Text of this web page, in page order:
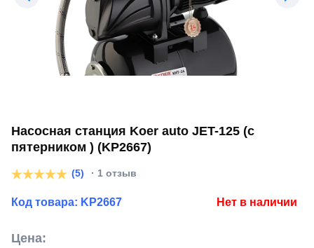
Насосная станция Koer auto JET-125 (с
пятерником ) (KP2667)
(5) · 1 отзыв
Код товара: KP2667 Нет в наличии
Цена: